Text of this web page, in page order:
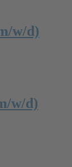
w/d)
w/d)